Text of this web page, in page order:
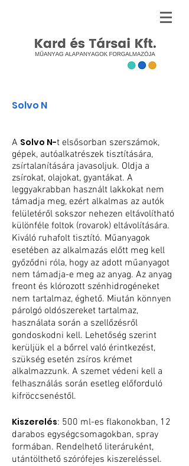
Solvo N
A Solvo N-t elsősorban szerszámok,
gépek, autóalkatrészek tisztítására,
zsírtalanítására javasoljuk. Oldja a
zsírokat, olajokat, gyantákat. A
leggyakrabban használt lakkokat nem
támadja meg, ezért alkalmas az autók
felületéről sokszor nehezen eltávolítható
különféle foltok (rovarok) eltávolítására.
Kiváló ruhafolt tisztító. Műanyagok
esetében az alkalmazás előtt meg kell
győződni róla, hogy az adott műanyagot
nem támadja-e meg az anyag. Az anyag
freont és klórozott szénhidrogéneket
nem tartalmaz, éghető. Miután könnyen
párolgó oldószereket tartalmaz,
használata során a szellőzésről
gondoskodni kell. Lehetőség szerint
kerüljük el a bőrrel való érintkezést,
szükség esetén zsíros krémet
alkalmazzunk. A szemet védeni kell a
felhasználás során esetleg előforduló
kifröccsenéstől.
Kiszerelés: 500 ml-es flakonokban, 12
darabos egységcsomagokban, spray
formában. Rendelhető literáruként,
utántölthető szórófejes kiszereléssel.